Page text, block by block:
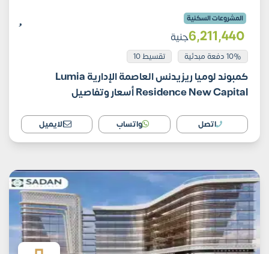
المشروعات السكنية
6٬211٬440جنية
10% دفعة مبدئية تقسيط 10
كمبوند لوميا ريزيدنس العاصمة الإدارية Lumia
Residence New Capital أسعار وتفاصيل
اتصل واتساب الايميل